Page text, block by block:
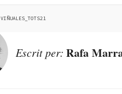
VIÑUALES_TOTS21
Escrit per: Rafa